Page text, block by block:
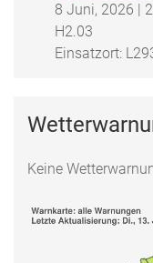
8 Juni, 2026 |
H2.03
Einsatzort:
Keine